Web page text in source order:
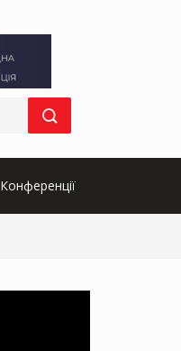
Конференції